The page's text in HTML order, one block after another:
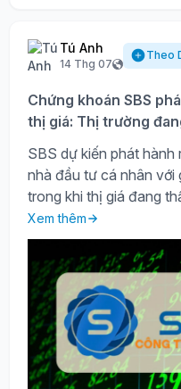
Tú Anh
14 Thg 07
Theo
Chứng khoán SBS
thị giá: Thị trường
SBS dự kiến phát hành
nhà đầu tư cá nhân
trong khi thị giá đang
Xem thêm